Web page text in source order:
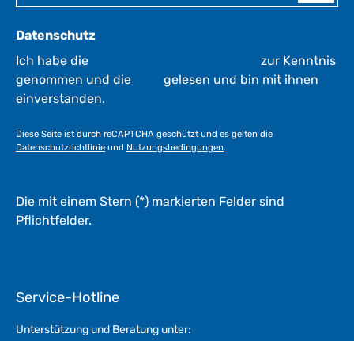
Datenschutz
Ich habe die
zur Kenntnis
genommen und die
gelesen und bin mit ihnen
einverstanden.
Diese Seite ist durch reCAPTCHA geschützt und es gelten die
Datenschutzrichtlinie und Nutzungsbedingungen.
Die mit einem Stern (*) markierten Felder sind
Pflichtfelder.
Service-Hotline
Unterstützung und Beratung unter: